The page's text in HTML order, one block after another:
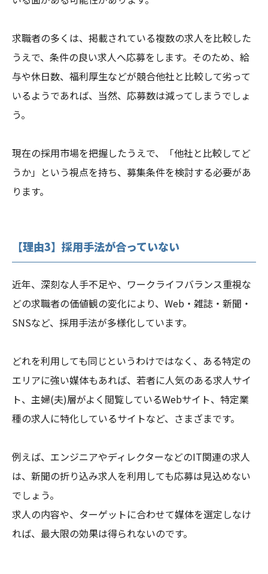
求職者の多くは、掲載されている複数の求人を比較した
うえで、条件の良い求人へ応募をします。そのため、給
与や休日数、福利厚生などが競合他社と比較して劣って
いるようであれば、当然、応募数は減ってしまうでしょ
う。
現在の採用市場を把握したうえで、「他社と比較してど
うか」という視点を持ち、募集条件を検討する必要があ
ります。
【理由3】採用手法が合っていない
近年、深刻な人手不足や、ワークライフバランス重視な
どの求職者の価値観の変化により、Web・雑誌・新聞・
SNSなど、採用手法が多様化しています。
どれを利用しても同じというわけではなく、ある特定の
エリアに強い媒体もあれば、若者に人気のある求人サイ
ト、主婦(夫)層がよく閲覧しているWebサイト、特定業
種の求人に特化しているサイトなど、さまざまです。
例えば、エンジニアやディレクターなどのIT関連の求人
は、新聞の折り込み求人を利用しても応募は見込めない
でしょう。
求人の内容や、ターゲットに合わせて媒体を選定しなけ
れば、最大限の効果は得られないのです。